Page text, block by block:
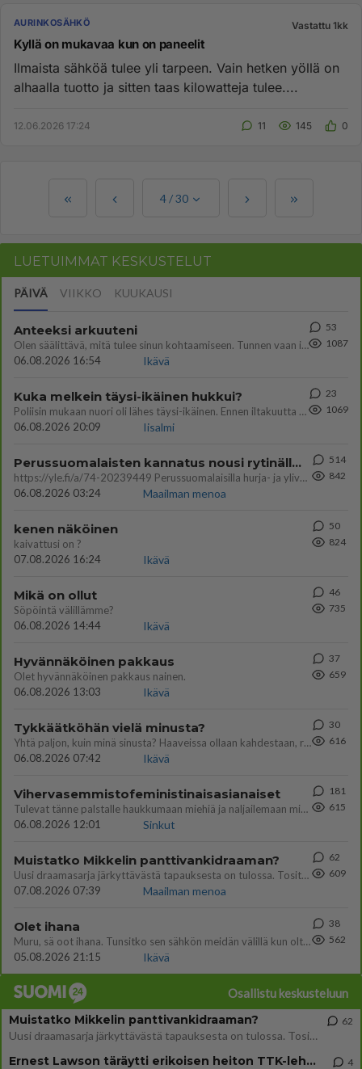
AURINKOSÄHKÖ Vastattu 1kk
Kyllä on mukavaa kun on paneelit
Ilmaista sähköä tulee yli tarpeen. Vain hetken yöllä on
alhaalla tuotto ja sitten taas kilowatteja tulee....
12.06.2026 17:24 11 145 0
4 /30
LUETUIMMAT KESKUSTELUT
PÄIVÄ VIIKKO KUUKAUSI
Anteeksi arkuuteni
Olen säälittävä, mitä tulee sinun kohtaamiseen. Tunnen vaan itseni todella epävarmaksi sun kanssa. Jos minun olisi pitän
06.08.2026 16:54
Ikävä
53
1087
Kuka melkein täysi-ikäinen hukkui?
Poliisin mukaan nuori oli lähes täysi-ikäinen. Ennen iltakuutta tulleen ilmoituksen mukaan ihminen oli joutunut mahdoll
06.08.2026 20:09
Iisalmi
23
1069
Perussuomalaisten kannatus nousi rytinällä Ylen tänään julkaisemassa tuoreimmassa gallup-kyselyssä.
https://yle.fi/a/74-20239449 Perussuomalaisilla hurja- ja ylivoimaisesti suurin nousu tässä uudessa Ylen gallupissa. Kyl
06.08.2026 03:24
Maailman menoa
514
842
kenen näköinen
kaivattusi on ?
07.08.2026 16:24
Ikävä
50
824
Mikä on ollut
Söpöintä välillämme?
06.08.2026 14:44
Ikävä
46
735
Hyvännäköinen pakkaus
Olet hyvännäköinen pakkaus nainen.
06.08.2026 13:03
Ikävä
37
659
Tykkäätköhän vielä minusta?
Yhtä paljon, kuin minä sinusta? Haaveissa ollaan kahdestaan, rauhassa ja lähennytään fyysisesti ja tutustutaan syvemmin
06.08.2026 07:42
Ikävä
30
616
Vihervasemmistofeministinaisasianaiset
Tulevat tänne palstalle haukkumaan miehiä ja naljailemaan miehelle, kehuvat olevansa heitä parempia. Itse asuvat MIEHE
06.08.2026 12:01
Sinkut
181
615
Muistatko Mikkelin panttivankidraaman?
Uusi draamasarja järkyttävästä tapauksesta on tulossa. Tositapahtumiin perustuva sarja ammentaa vuoden 1986 Mikkelin pan
07.08.2026 07:39
Maailman menoa
62
609
Olet ihana
Muru, sä oot ihana. Tunsitko sen sähkön meidän välillä kun oltiin ihan låhekkäin? 👩‍❤️‍👩❤️😼😘
05.08.2026 21:15
Ikävä
38
562
Osallistu keskusteluun
Muistatko Mikkelin panttivankidraaman?
Uusi draamasarja järkyttävästä tapauksesta on tulossa. Tositapahtumiin perustuva sarja ammentaa vuoden 1986 Mikkelin pan
62
Ernest Lawson täräytti erikoisen heiton TTK-lehdistötilaisuudessa: " Onko tässä tarkoituksena...?" 4